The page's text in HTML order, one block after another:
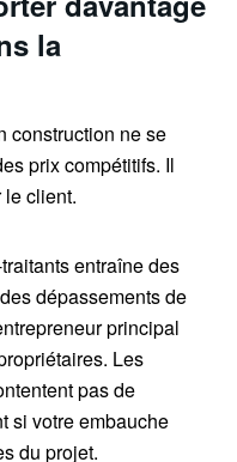
la
construction ne se
prix compétitifs. Il
le client.
entraîne des
dépassements de
principal
Les
pas de
si votre embauche
du projet.